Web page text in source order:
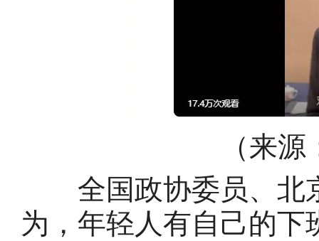
（来
全国政协委员、北
为，年轻人有自己的